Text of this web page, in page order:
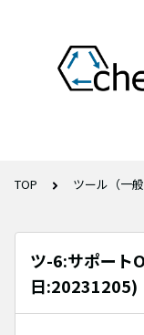
TOP ツール（一般
ツ-6:サポート
日:20231205)